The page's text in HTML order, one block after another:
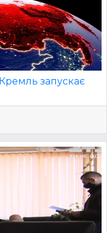
запускає